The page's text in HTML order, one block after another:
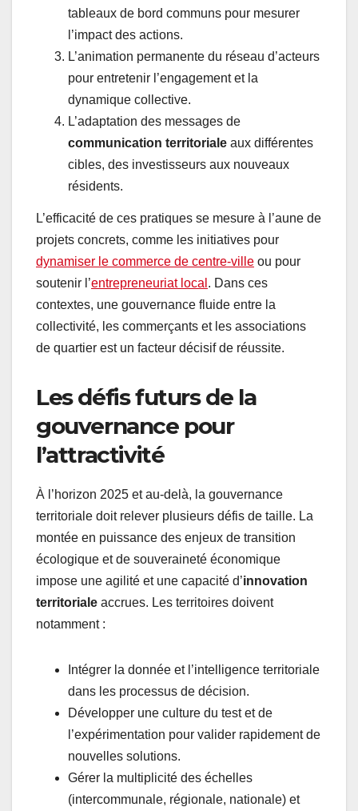
tableaux de bord communs pour mesurer
l’impact des actions.
L’animation permanente du réseau d’acteurs
pour entretenir l’engagement et la
dynamique collective.
L’adaptation des messages de
communication territoriale aux différentes
cibles, des investisseurs aux nouveaux
résidents.
L’efficacité de ces pratiques se mesure à l’aune de
projets concrets, comme les initiatives pour
dynamiser le commerce de centre-ville ou pour
soutenir l’entrepreneuriat local . Dans ces
contextes, une gouvernance fluide entre la
collectivité, les commerçants et les associations
de quartier est un facteur décisif de réussite.
Les défis futurs de la
gouvernance pour
l’attractivité
À l’horizon 2025 et au-delà, la gouvernance
territoriale doit relever plusieurs défis de taille. La
montée en puissance des enjeux de transition
écologique et de souveraineté économique
impose une agilité et une capacité d’innovation
territoriale accrues. Les territoires doivent
notamment :
Intégrer la donnée et l’intelligence territoriale
dans les processus de décision.
Développer une culture du test et de
l’expérimentation pour valider rapidement de
nouvelles solutions.
Gérer la multiplicité des échelles
(intercommunale, régionale, nationale) et